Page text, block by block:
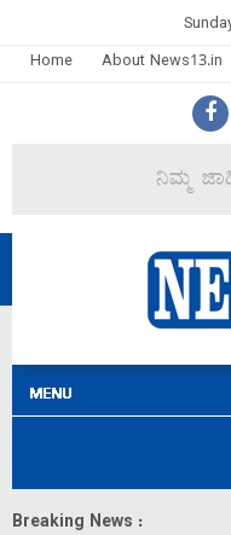
Home
About News13.in
Breaking News :